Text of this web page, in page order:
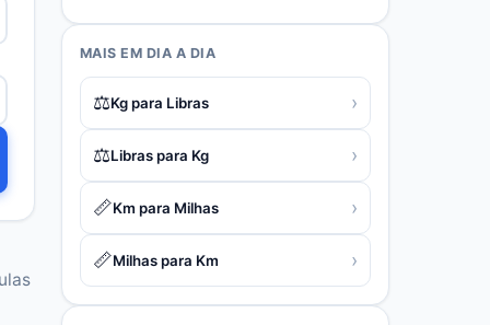
MAIS EM DIA A DIA
⚖️Kg para Libras ›
⚖️Libras para Kg ›
📏Km para Milhas ›
📏Milhas para Km ›